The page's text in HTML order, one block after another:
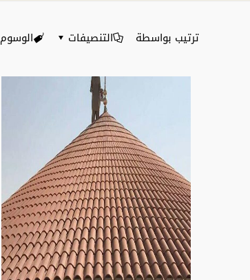
ترتيب بواسطة التنصيفات الوسوم